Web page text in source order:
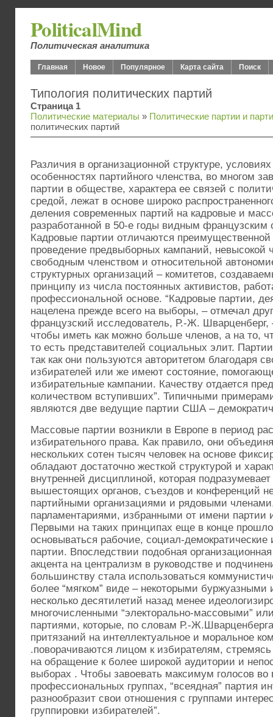
PoliticalMind
Политическая аналитика
Главная Новое Популярное Карта сайта Поиск
Типология политических партий
Страница 1
Политические материалы » Политические партии и
политических партий
Различия в организационной структуре,
особенностях партийного членства, во многом
партии в обществе, характера ее связей с
средой, лежат в основе широко
деления современных партий на кадровые и
разработанной в 50-е годы видным
Кадровые партии отличаются
проведение предвыборных кампаний, невысокой
свободным членством и относительной
структурных организаций – комитетов,
принципу из числа постоянных активистов,
профессиональной основе. “Кадровые партии,
нацелена прежде всего на выборы, – отмечал
французский исследователь, Р.-Ж. Шварценберг,
чтобы иметь как можно больше членов, а на то,
то есть представителей социальных элит.
так как они пользуются авторитетом благодаря
избирателей или же имеют состояние,
избирательные кампании. Качеству отдается
количеством вступивших”. Типичными
являются две ведущие партии США –
Массовые партии возникли в Европе в период
избирательного права. Как правило, они
нескольких сотен тысяч человек на основе
обладают достаточно жесткой структурой и
внутренней дисциплиной, которая
вышестоящих органов, съездов и конференций
партийными организациями и рядовыми
парламентариями, избранными от имени партии
Первыми на таких принципах еще в конце
основываться рабочие, социал-демократические
партии. Впоследствии подобная
акцента на централизм в руководстве и
большинству стала использоваться
более “мягком” виде – некоторыми
несколько десятилетий назад менее
многочисленными “электорально-массовыми”
партиями, которые, по словам Р.-
притязаний на интеллектуальное и моральное
.поворачиваются лицом к избирателям, стремясь
на обращение к более широкой аудитории и
выборах . Чтобы завоевать максимум голосов во
профессиональных группах, “всеядная” партия
разнообразит свои отношения с группами
группировки избирателей”.